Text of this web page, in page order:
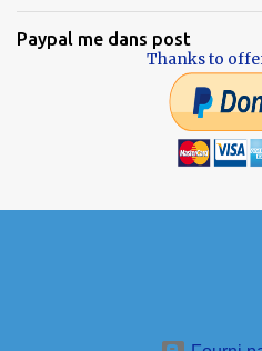
Paypal me dans post
Thanks to